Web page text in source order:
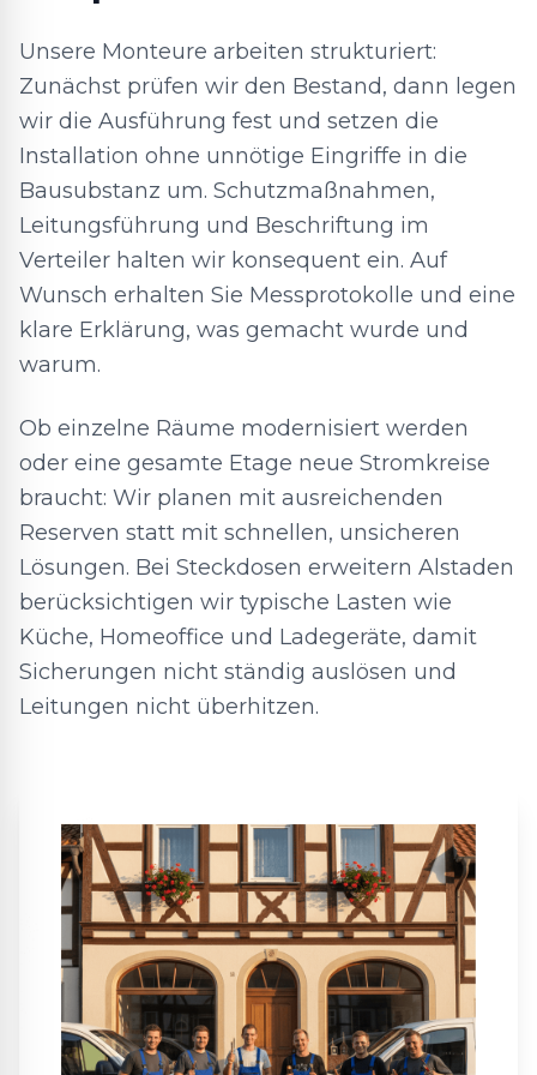
Unsere Monteure arbeiten strukturiert:
Zunächst prüfen wir den Bestand, dann legen
wir die Ausführung fest und setzen die
Installation ohne unnötige Eingriffe in die
Bausubstanz um. Schutzmaßnahmen,
Leitungsführung und Beschriftung im
Verteiler halten wir konsequent ein. Auf
Wunsch erhalten Sie Messprotokolle und eine
klare Erklärung, was gemacht wurde und
warum.
Ob einzelne Räume modernisiert werden
oder eine gesamte Etage neue Stromkreise
braucht: Wir planen mit ausreichenden
Reserven statt mit schnellen, unsicheren
Lösungen. Bei Steckdosen erweitern Alstaden
berücksichtigen wir typische Lasten wie
Küche, Homeoffice und Ladegeräte, damit
Sicherungen nicht ständig auslösen und
Leitungen nicht überhitzen.